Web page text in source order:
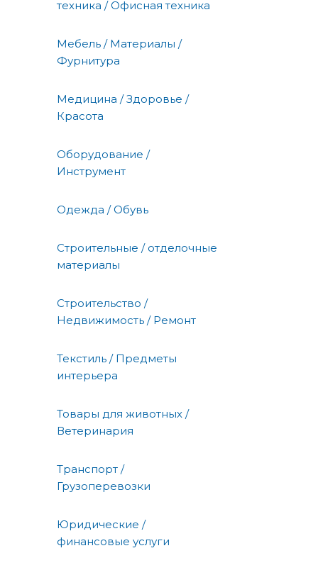
техника / Офисная техника
Мебель / Материалы /
Фурнитура
Медицина / Здоровье /
Красота
Оборудование /
Инструмент
Одежда / Обувь
Строительные / отделочные
материалы
Строительство /
Недвижимость / Ремонт
Текстиль / Предметы
интерьера
Товары для животных /
Ветеринария
Транспорт /
Грузоперевозки
Юридические /
финансовые услуги